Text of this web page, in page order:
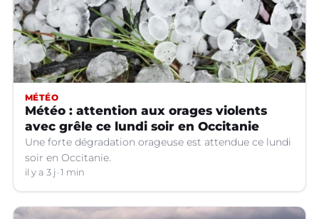
MÉTÉO
Météo : attention aux orages violents
avec grêle ce lundi soir en Occitanie
Une forte dégradation orageuse est attendue ce lundi
soir en Occitanie.
il y a 3 j 1 min